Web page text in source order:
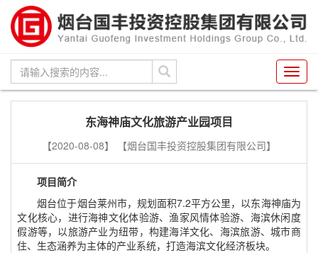
东海神庙文化旅游产业园项目
【2020-08-08】 【烟台国丰投资控股集团有限公司】
项目简介
烟台位于烟台莱州市，规划面积7.2平方公里，以东海神庙为
文化核心，进行海神文化体验游、渔家风情体验游、海滨休闲度
假游等，以旅游产业为纽带，构建海洋文化、海滨旅游、城市商
住、生态涵养为主体的产业系统，打造海滨文化经济板块。